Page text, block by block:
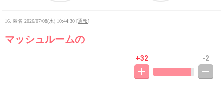
16. 匿名 2026/07/08(水) 10:44:30 [通報]
マッシュルームの
+32 -2